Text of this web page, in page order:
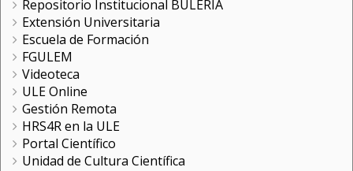
Repositorio Institucional BULERIA
Extensión Universitaria
Escuela de Formación
FGULEM
Videoteca
ULE Online
Gestión Remota
HRS4R en la ULE
Portal Científico
Unidad de Cultura Científica